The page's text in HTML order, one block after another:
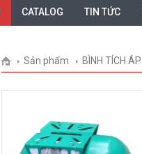
CATALOG TIN TỨC
Sản phẩm BÌNH TÍCH ÁP